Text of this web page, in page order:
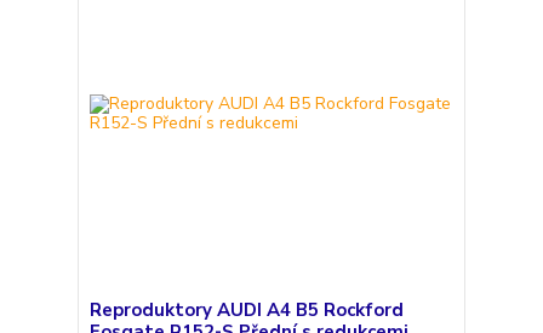
Reproduktory AUDI A4 B5 Rockford